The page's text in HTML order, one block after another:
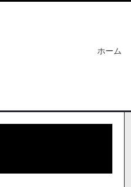
ホーム